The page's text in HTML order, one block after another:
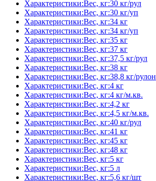
Характеристики:Вес, кг:30 кг/рул
Характеристики:Вес, кг:30 кг/уп
Характеристики:Вес, кг:34 кг
Характеристики:Вес, кг:34 кг/уп
Характеристики:Вес, кг:35 кг
Характеристики:Вес, кг:37 кг
Характеристики:Вес, кг:37,5 кг/рул
Характеристики:Вес, кг:38 кг
Характеристики:Вес, кг:38,8 кг/рулон
Характеристики:Вес, кг:4 кг
Характеристики:Вес, кг:4 кг/м.кв.
Характеристики:Вес, кг:4,2 кг
Характеристики:Вес, кг:4,5 кг/м.кв.
Характеристики:Вес, кг:40 кг/рул
Характеристики:Вес, кг:41 кг
Характеристики:Вес, кг:45 кг
Характеристики:Вес, кг:48 кг
Характеристики:Вес, кг:5 кг
Характеристики:Вес, кг:5 л
Характеристики:Вес, кг:5,6 кг/шт